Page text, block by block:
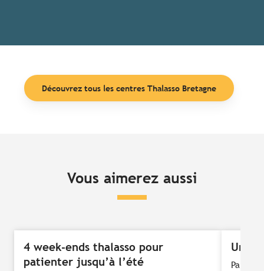
Découvrez tous les centres Thalasso Bretagne
Vous aimerez aussi
4 week-ends thalasso pour
patienter jusqu’à l’été
Un
Partir